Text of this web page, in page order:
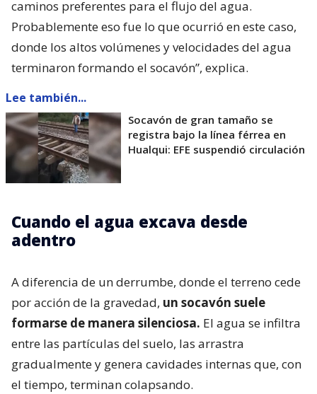
caminos preferentes para el flujo del agua.
Probablemente eso fue lo que ocurrió en este caso,
donde los altos volúmenes y velocidades del agua
terminaron formando el socavón”, explica.
Lee también...
Socavón de gran tamaño se
registra bajo la línea férrea en
Hualqui: EFE suspendió circulación
Cuando el agua excava desde
adentro
A diferencia de un derrumbe, donde el terreno cede
por acción de la gravedad, un socavón suele
formarse de manera silenciosa. El agua se infiltra
entre las partículas del suelo, las arrastra
gradualmente y genera cavidades internas que, con
el tiempo, terminan colapsando.